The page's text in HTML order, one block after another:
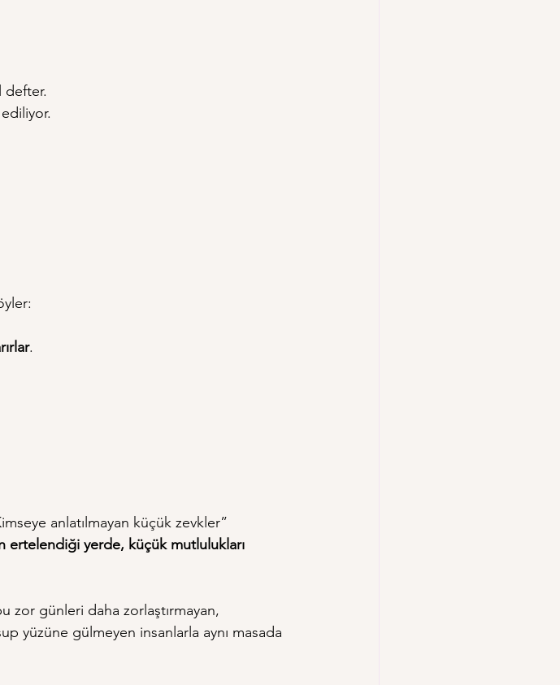
defter.
ediliyor.
.
anlatılmayan küçük zevkler”
ertelendiği yerde, küçük mutlulukları
zor günleri daha zorlaştırmayan,
yüzüne gülmeyen insanlarla aynı masada